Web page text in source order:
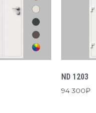
ND 1203
94 300₽